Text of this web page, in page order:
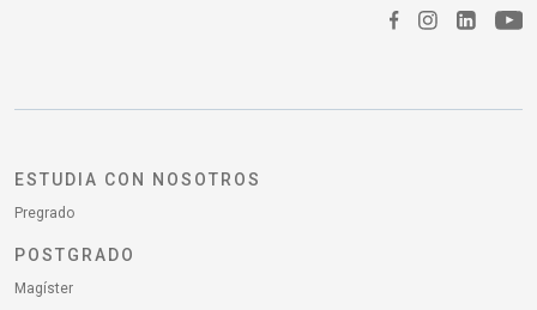
ESTUDIA CON NOSOTROS
Pregrado
POSTGRADO
Magíster